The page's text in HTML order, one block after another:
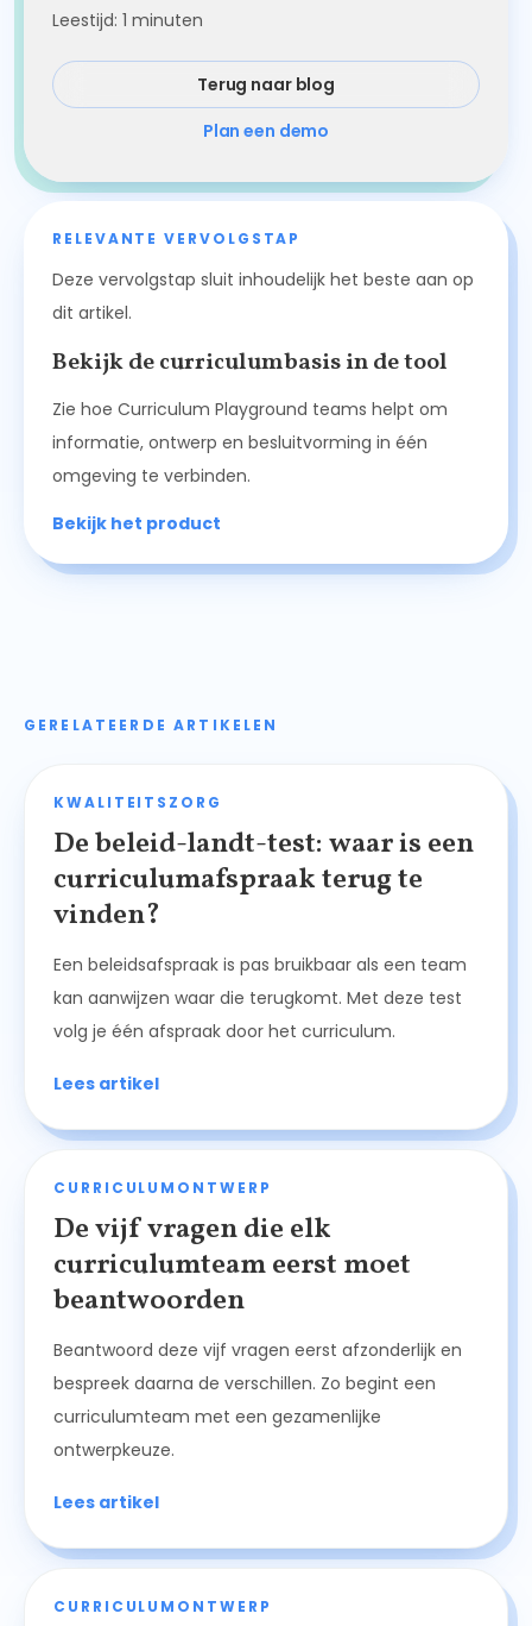
Leestijd: 1 minuten
Terug naar blog
Plan een demo
RELEVANTE VERVOLGSTAP
Deze vervolgstap sluit inhoudelijk het beste aan op
dit artikel.
Bekijk de curriculumbasis in de tool
Zie hoe Curriculum Playground teams helpt om
informatie, ontwerp en besluitvorming in één
omgeving te verbinden.
Bekijk het product
GERELATEERDE ARTIKELEN
KWALITEITSZORG
De beleid-landt-test: waar is een
curriculumafspraak terug te
vinden?
Een beleidsafspraak is pas bruikbaar als een team
kan aanwijzen waar die terugkomt. Met deze test
volg je één afspraak door het curriculum.
Lees artikel
CURRICULUMONTWERP
De vijf vragen die elk
curriculumteam eerst moet
beantwoorden
Beantwoord deze vijf vragen eerst afzonderlijk en
bespreek daarna de verschillen. Zo begint een
curriculumteam met een gezamenlijke
ontwerpkeuze.
Lees artikel
CURRICULUMONTWERP